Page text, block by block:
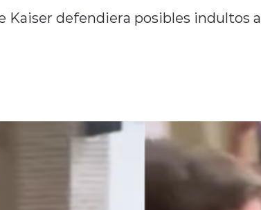
defendiera posibles indultos a